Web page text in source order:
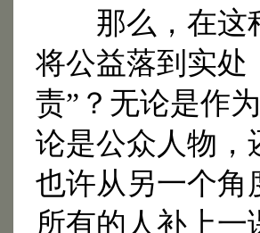
那么，在这种
将公益落到实处
责”？无论是作
论是公众人物，
也许从另一个角
所有的人补上